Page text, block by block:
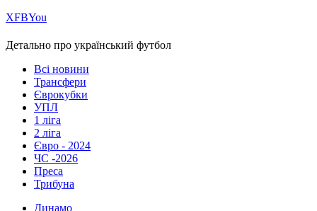
ХFBYou
Детально про український футбол
Всі новини
Трансфери
Єврокубки
УПЛ
1 ліга
2 ліга
Євро - 2024
ЧС -2026
Преса
Трибуна
Динамо